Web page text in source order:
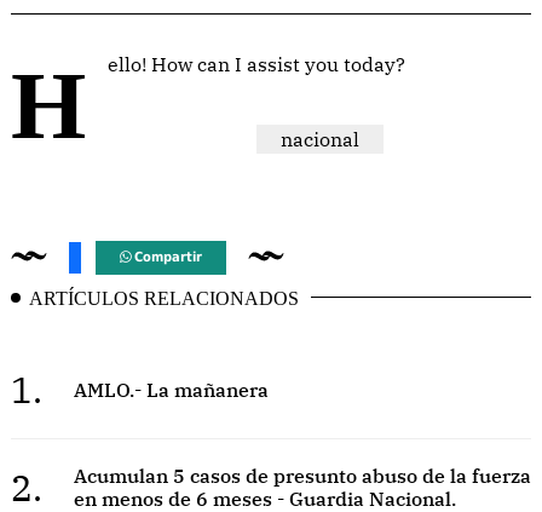
Hello! How can I assist you today?
nacional
Compartir
ARTÍCULOS RELACIONADOS
1. AMLO.- La mañanera
2.
Acumulan 5 casos de presunto abuso de la fuerza
en menos de 6 meses - Guardia Nacional.